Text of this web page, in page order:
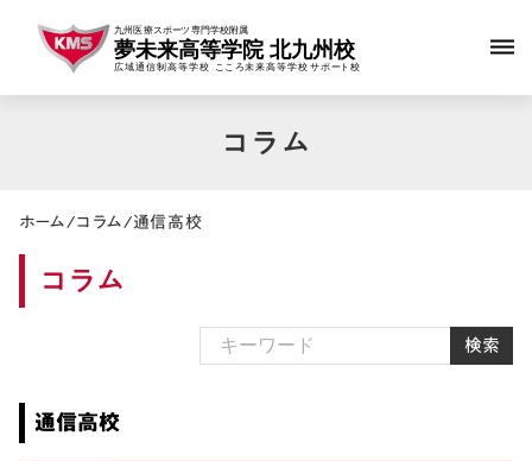
コラム
ホーム/コラム/通信高校
コラム
検索
通信高校
dehaze